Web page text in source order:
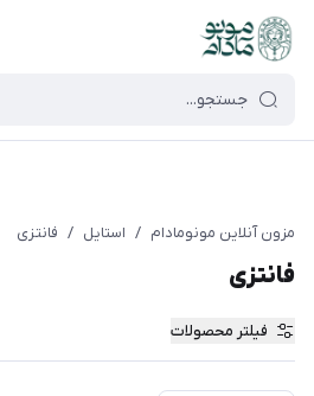
9oGygsJEdAZik
مزون آنلاین مونومادام / استایل / فانتزی
فانتزی
فیلتر محصولات